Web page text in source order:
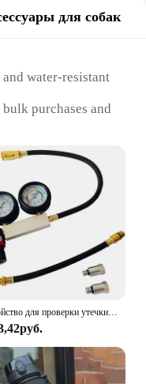
для собак
water-resistant
purchases and
management
owners seeking a
their dogs
proof and odor-
experience
a convenient
changer for
is both
withstand the
Устройство для проверки утечки в цилиндре, устройство для определения утечки в бензиновом двигателе, автомобильные инструменты